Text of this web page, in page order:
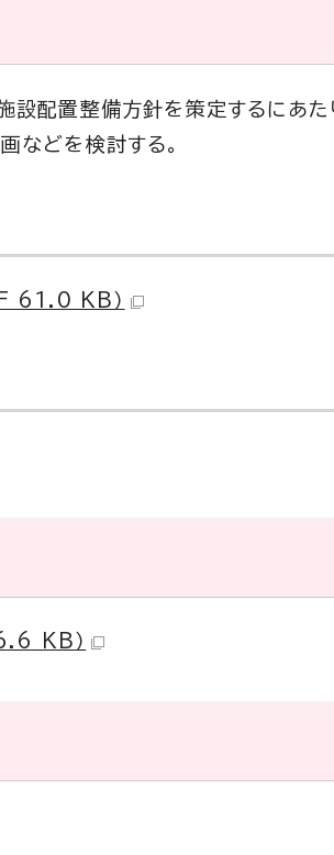
設配置整備方針を策定するにあた
などを検討する。
61.0 KB）
KB）